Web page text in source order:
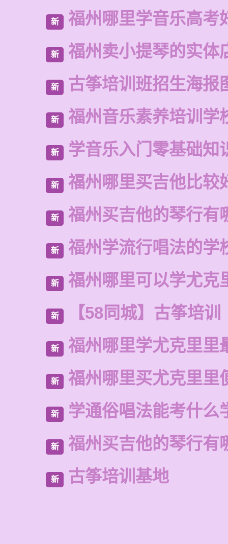
新 福州哪里学音乐高考
新 福州卖小提琴的实体
新 古筝培训班招生海报
新 福州音乐素养培训学
新 学音乐入门零基础知
新 福州哪里买吉他比较
新 福州买吉他的琴行有
新 福州学流行唱法的学
新 福州哪里可以学尤克
新 【58同城】古筝培训
新 福州哪里学尤克里里
新 福州哪里买尤克里里
新 学通俗唱法能考什么
新 福州买吉他的琴行有
新 古筝培训基地